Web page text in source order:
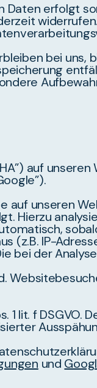
erfolgt
bei uns,
auf
auf unseren
Hierzu
(z.B. IP-
bei der
1 lit. f
und